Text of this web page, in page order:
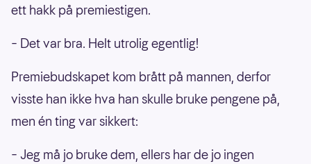
ett hakk på premiestigen.
– Det var bra. Helt utrolig egentlig!
Premiebudskapet kom brått på mannen, derfor
visste han ikke hva han skulle bruke pengene på,
men én ting var sikkert:
– Jeg må jo bruke dem, ellers har de jo ingen